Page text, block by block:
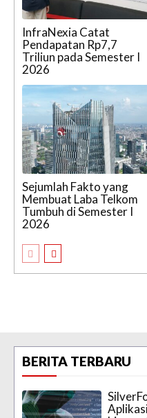
InfraNexia Catat
Pendapatan Rp7,7
Triliun pada Semester I
2026
Sejumlah Fakto yang
Membuat Laba Telkom
Tumbuh di Semester I
2026
BERITA TERBARU